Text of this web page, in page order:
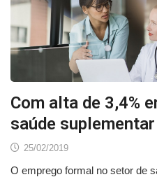
Com alta de 3,4%
saúde
25/02/2019
O emprego formal no setor de